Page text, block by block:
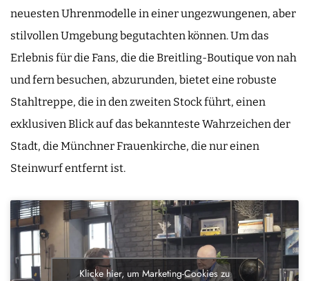
neuesten Uhrenmodelle in einer ungezwungenen, aber
stilvollen Umgebung begutachten können. Um das
Erlebnis für die Fans, die die Breitling-Boutique von nah
und fern besuchen, abzurunden, bietet eine robuste
Stahltreppe, die in den zweiten Stock führt, einen
exklusiven Blick auf das bekannteste Wahrzeichen der
Stadt, die Münchner Frauenkirche, die nur einen
Steinwurf entfernt ist.
Klicke hier, um Marketing-Cookies zu